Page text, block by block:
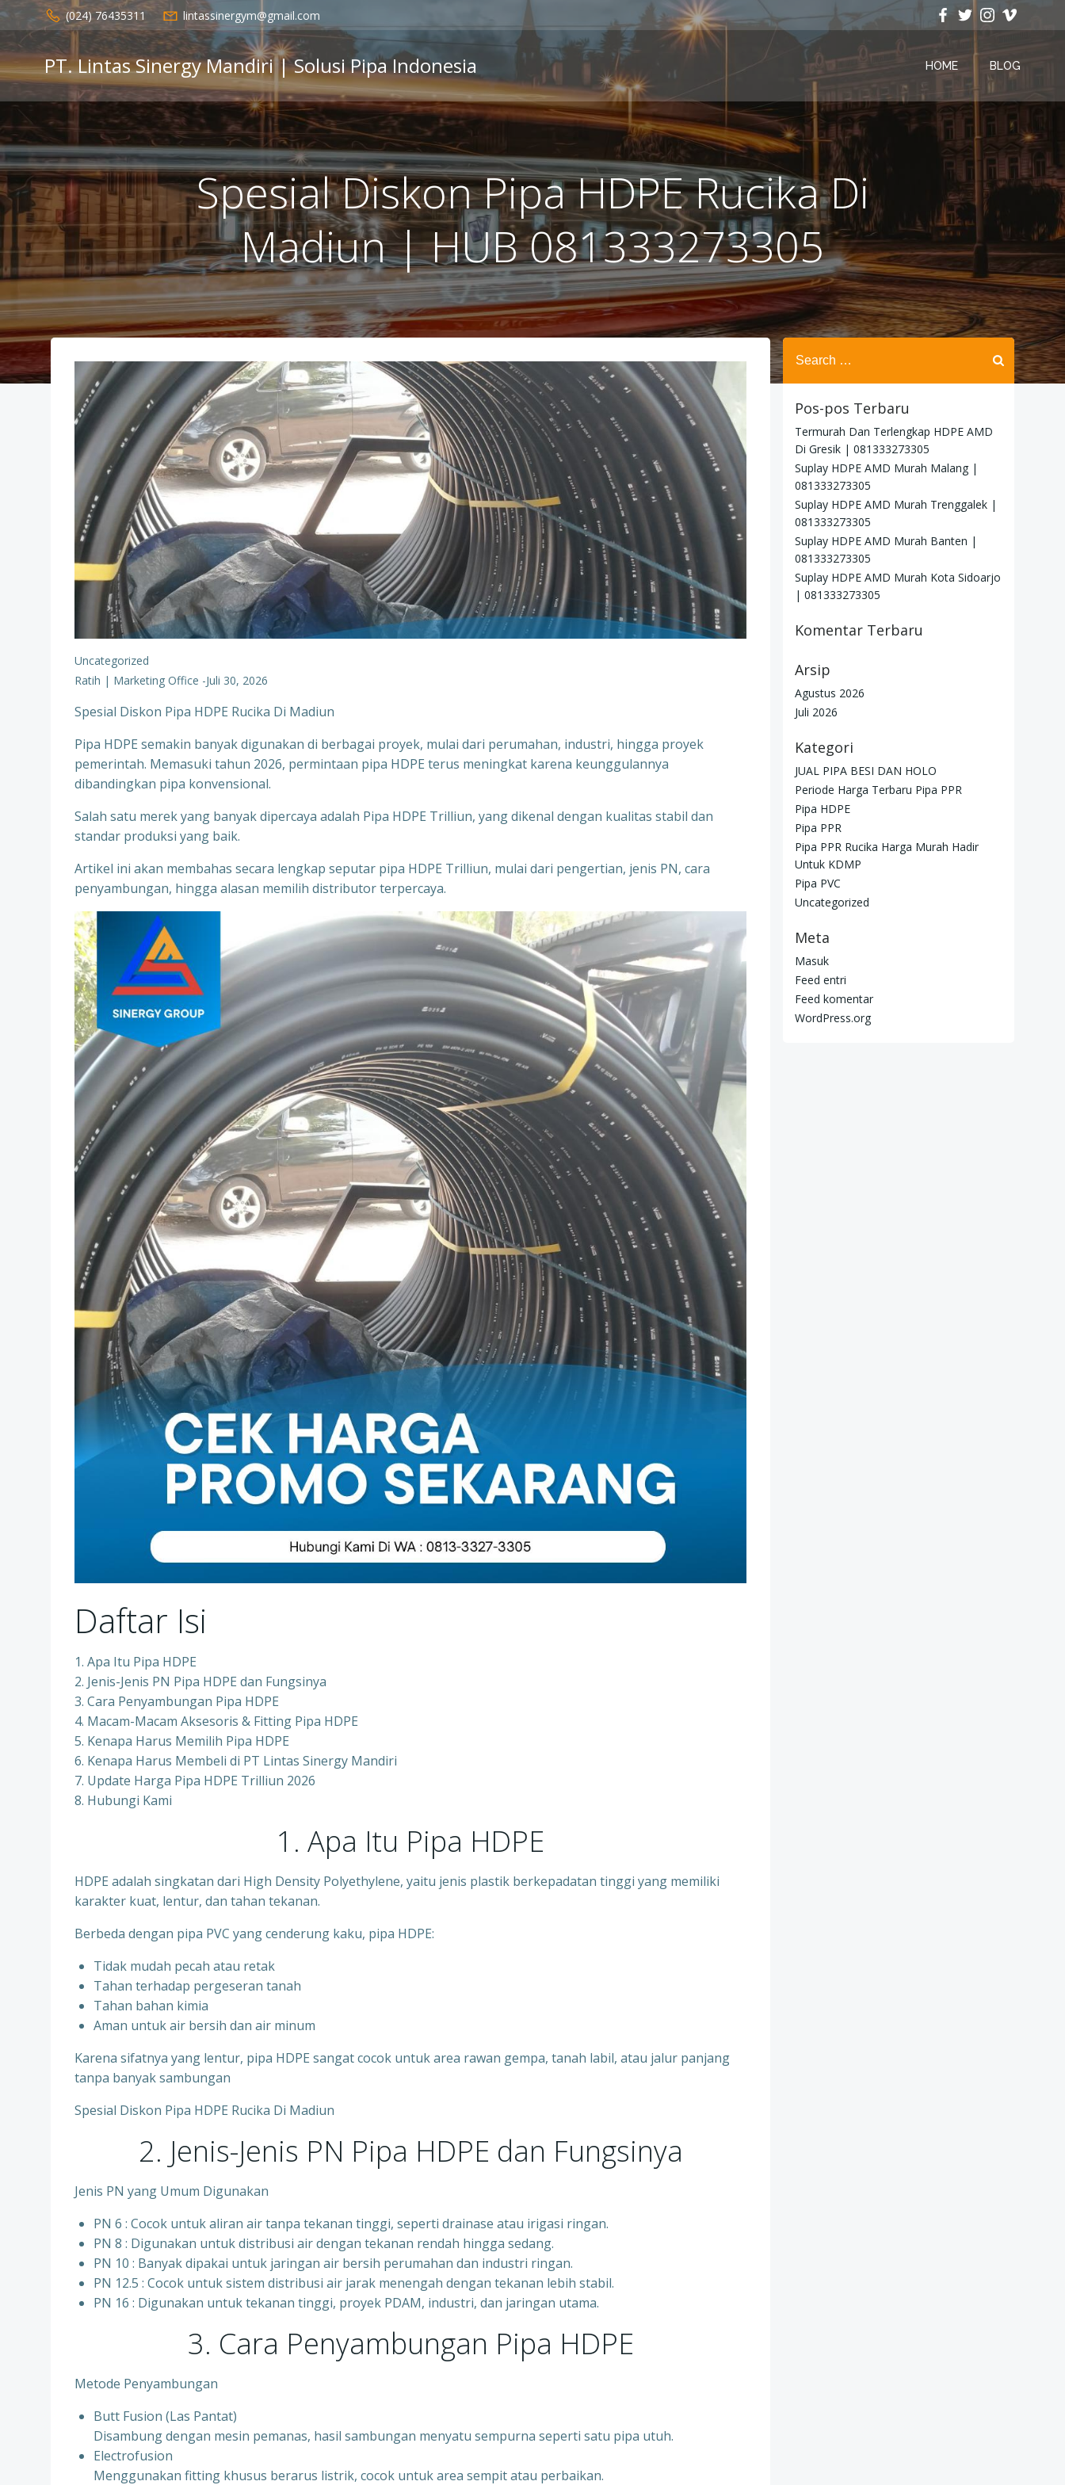
Skip
to
content
(024) 76435311 lintassinergym@gmail.com
PT. Lintas Sinergy Mandiri | Solusi Pipa Indonesia HOME BLOG
Spesial Diskon Pipa HDPE Rucika Di
Madiun | HUB 081333273305
Uncategorized
Ratih | Marketing Office -Juli 30, 2026
Spesial Diskon Pipa HDPE Rucika Di Madiun
Pipa HDPE semakin banyak digunakan di berbagai proyek, mulai dari perumahan, industri, hingga proyek
pemerintah. Memasuki tahun 2026, permintaan pipa HDPE terus meningkat karena keunggulannya
dibandingkan pipa konvensional.
Salah satu merek yang banyak dipercaya adalah Pipa HDPE Trilliun, yang dikenal dengan kualitas stabil dan
standar produksi yang baik.
Artikel ini akan membahas secara lengkap seputar pipa HDPE Trilliun, mulai dari pengertian, jenis PN, cara
penyambungan, hingga alasan memilih distributor terpercaya.
Daftar Isi
1. Apa Itu Pipa HDPE
2. Jenis-Jenis PN Pipa HDPE dan Fungsinya
3. Cara Penyambungan Pipa HDPE
4. Macam-Macam Aksesoris & Fitting Pipa HDPE
5. Kenapa Harus Memilih Pipa HDPE
6. Kenapa Harus Membeli di PT Lintas Sinergy Mandiri
7. Update Harga Pipa HDPE Trilliun 2026
8. Hubungi Kami
1. Apa Itu Pipa HDPE
HDPE adalah singkatan dari High Density Polyethylene, yaitu jenis plastik berkepadatan tinggi yang memiliki
karakter kuat, lentur, dan tahan tekanan.
Berbeda dengan pipa PVC yang cenderung kaku, pipa HDPE:
Tidak mudah pecah atau retak
Tahan terhadap pergeseran tanah
Tahan bahan kimia
Aman untuk air bersih dan air minum
Karena sifatnya yang lentur, pipa HDPE sangat cocok untuk area rawan gempa, tanah labil, atau jalur panjang
tanpa banyak sambungan
Spesial Diskon Pipa HDPE Rucika Di Madiun
2. Jenis-Jenis PN Pipa HDPE dan Fungsinya
Jenis PN yang Umum Digunakan
PN 6 : Cocok untuk aliran air tanpa tekanan tinggi, seperti drainase atau irigasi ringan.
PN 8 : Digunakan untuk distribusi air dengan tekanan rendah hingga sedang.
PN 10 : Banyak dipakai untuk jaringan air bersih perumahan dan industri ringan.
⁠PN 12.5 : Cocok untuk sistem distribusi air jarak menengah dengan tekanan lebih stabil.
⁠PN 16 : Digunakan untuk tekanan tinggi, proyek PDAM, industri, dan jaringan utama.
3. Cara Penyambungan Pipa HDPE
Metode Penyambungan
Butt Fusion (Las Pantat)
Disambung dengan mesin pemanas, hasil sambungan menyatu sempurna seperti satu pipa utuh.
Electrofusion
Menggunakan fitting khusus berarus listrik, cocok untuk area sempit atau perbaikan.
Search
for:
Pos-pos Terbaru
Termurah Dan Terlengkap HDPE AMD
Di Gresik | 081333273305
Suplay HDPE AMD Murah Malang |
081333273305
Suplay HDPE AMD Murah Trenggalek |
081333273305
Suplay HDPE AMD Murah Banten |
081333273305
Suplay HDPE AMD Murah Kota Sidoarjo
| 081333273305
Komentar Terbaru
Arsip
Agustus 2026
Juli 2026
Kategori
JUAL PIPA BESI DAN HOLO
Periode Harga Terbaru Pipa PPR
Pipa HDPE
Pipa PPR
Pipa PPR Rucika Harga Murah Hadir
Untuk KDMP
Pipa PVC
Uncategorized
Meta
Masuk
Feed entri
Feed komentar
WordPress.org